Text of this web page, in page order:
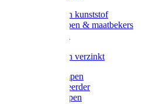
Voerbakken kunststof
Voerscheppen & maatbekers
Voerbakken verzinkt
Warmtelampen
Staartcoupeerder
Biggenkappen